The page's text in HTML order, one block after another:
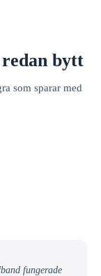
bytt
som sparar med
fungerade